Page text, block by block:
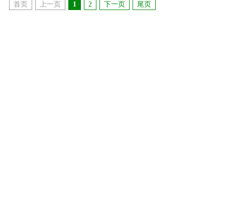
首页 上一页 1 2 下一页 尾页